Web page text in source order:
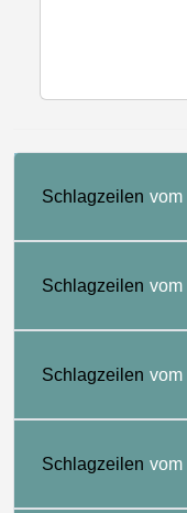
Schlagzeilen vom
Schlagzeilen vom
Schlagzeilen vom
Schlagzeilen vom